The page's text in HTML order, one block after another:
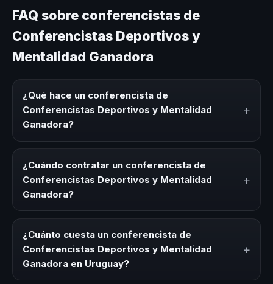
FAQ sobre conferencistas de
Conferencistas Deportivos y
Mentalidad Ganadora
¿Qué hace un conferencista de
Conferencistas Deportivos y Mentalidad
Ganadora?
+
Mentalidad Ganadora es un experto que comparte
conocimiento, estrategias y experiencias sobre este tema
en eventos corporativos, convenciones y seminarios. Su
objetivo es generar reflexión, inspiración y herramientas
aplicables para la audiencia.
¿Cuándo contratar un conferencista de
Conferencistas Deportivos y Mentalidad
Ganadora?
+
Deportivos y Mentalidad Ganadora para kick-offs,
convenciones anuales, programas de desarrollo, eventos
de integración o cuando tu organización necesita
impulsar un cambio cultural relacionado con esta
¿Cuánto cuesta un conferencista de
Conferencistas Deportivos y Mentalidad
Ganadora en Uruguay?
+